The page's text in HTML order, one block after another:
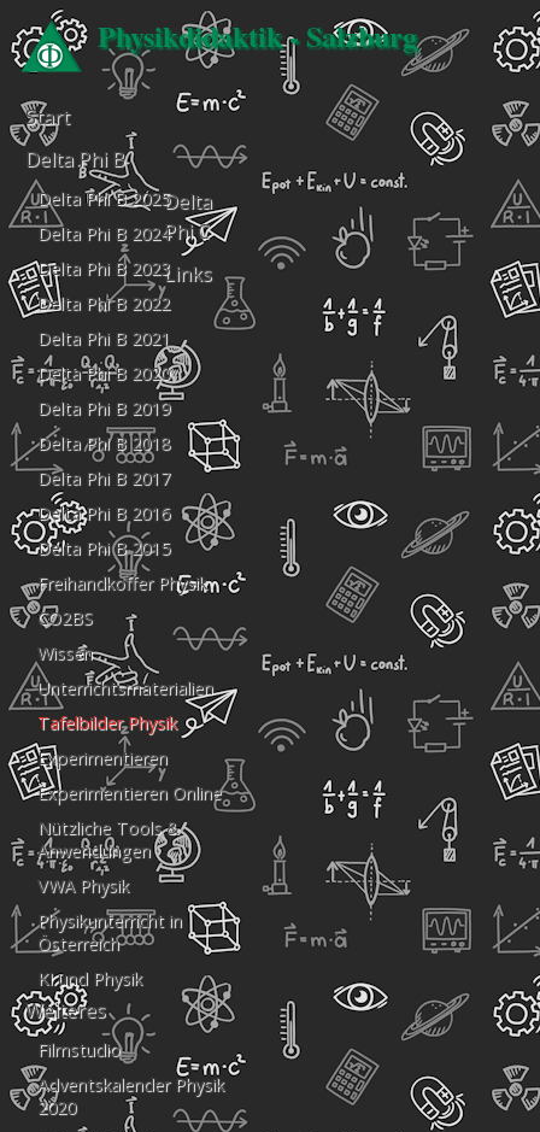
Physikdidaktik - Salzburg
Start
Delta Phi B
Delta Phi B 2025
Delta Phi B 2024
Delta Phi B 2023
Delta Phi B 2022
Delta Phi B 2021
Delta Phi B 2020
Delta Phi B 2019
Delta Phi B 2018
Delta Phi B 2017
Delta Phi B 2016
Delta Phi B 2015
Delta
Phi C
Freihandkoffer Physik
CO2BS
Links
Wissen
Unterrichtsmaterialien
Tafelbilder Physik
Experimentieren
Experimentieren Online
Nützliche Tools &
Anwendungen
VWA Physik
Physikunterricht in
Österreich
KI und Physik
Weiteres
Filmstudio
Adventskalender Physik
2020